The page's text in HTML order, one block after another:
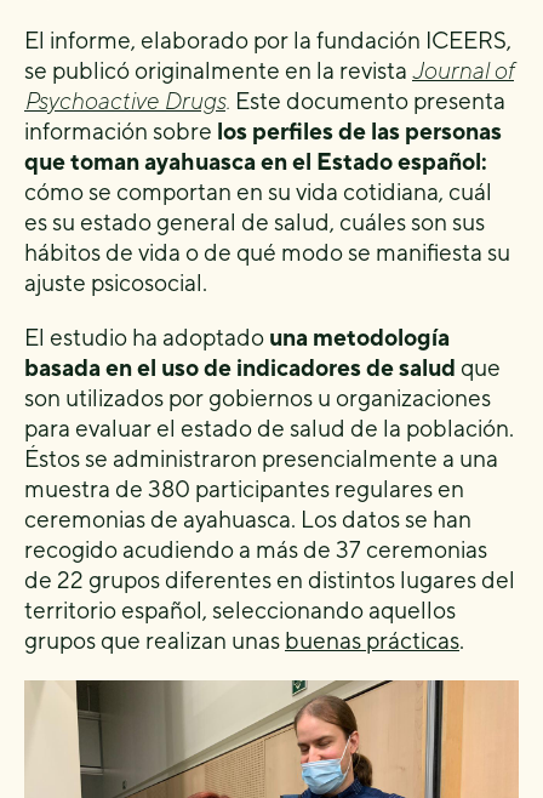
El informe, elaborado por la fundación ICEERS,
se publicó originalmente en la revista Journal of
Psychoactive Drugs. Este documento presenta
información sobre los perfiles de las personas
que toman ayahuasca en el Estado español:
cómo se comportan en su vida cotidiana, cuál
es su estado general de salud, cuáles son sus
hábitos de vida o de qué modo se manifiesta su
ajuste psicosocial.
El estudio ha adoptado una metodología
basada en el uso de indicadores de salud que
son utilizados por gobiernos u organizaciones
para evaluar el estado de salud de la población.
Éstos se administraron presencialmente a una
muestra de 380 participantes regulares en
ceremonias de ayahuasca. Los datos se han
recogido acudiendo a más de 37 ceremonias
de 22 grupos diferentes en distintos lugares del
territorio español, seleccionando aquellos
grupos que realizan unas buenas prácticas.